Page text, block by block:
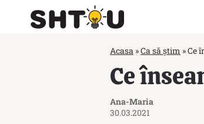
Acasa »Ca să știm »Ce
Ce
Ana-Maria
30.03.2021